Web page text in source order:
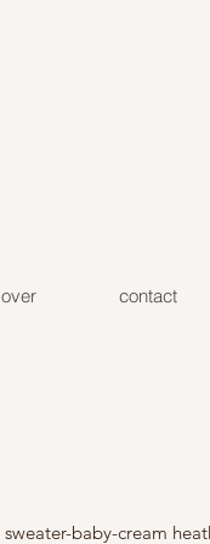
over contact
sweater-baby-cream